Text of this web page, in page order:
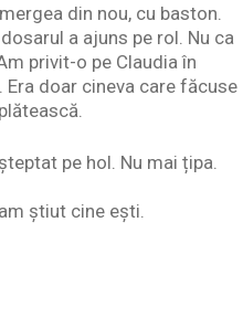
din nou, cu baston.
a ajuns pe rol. Nu ca
privit-o pe Claudia în
doar cineva care făcuse
pe hol. Nu mai țipa.
știut cine ești.